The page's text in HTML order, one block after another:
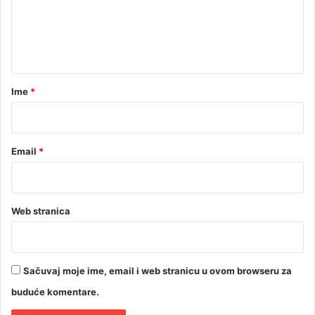
rIme *
Email *
Web stranica
Sačuvaj moje ime, email i web stranicu u ovom browseru za
buduće komentare.